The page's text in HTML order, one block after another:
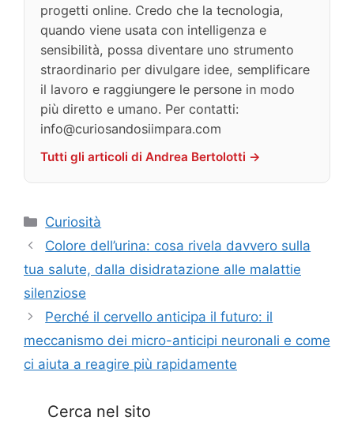
progetti online. Credo che la tecnologia,
quando viene usata con intelligenza e
sensibilità, possa diventare uno strumento
straordinario per divulgare idee, semplificare
il lavoro e raggiungere le persone in modo
più diretto e umano. Per contatti:
info@curiosandosiimpara.com
Tutti gli articoli di Andrea Bertolotti →
Categorie
Curiosità
Colore dell’urina: cosa rivela davvero sulla
tua salute, dalla disidratazione alle malattie
silenziose
Perché il cervello anticipa il futuro: il
meccanismo dei micro-anticipi neuronali e come
ci aiuta a reagire più rapidamente
Cerca nel sito